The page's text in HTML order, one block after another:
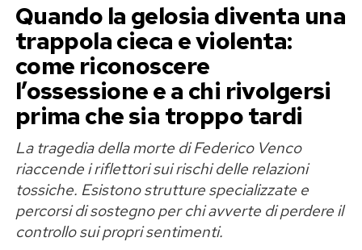
Ma la vita non è un feed di Instagram
costantemente illuminato dal sole. Esistere
comporta inevitabilmente l’incontro con il
dolore, la perdita, la frustrazione e l’ansia.
Imporre a se stessi — o agli altri — una felicità
artificiale di fronte alle difficoltà non è una
strategia di sopravvivenza efficace, bensì un
meccanismo di negazione che sabota il nostro
equilibrio psichico.
Quando la gelosia diventa una
trappola cieca e violenta:
come riconoscere
l’ossessione e a chi rivolgersi
prima che sia troppo tardi
La tragedia della morte di Federico Venco
riaccende i riflettori sui rischi delle relazioni
tossiche. Esistono strutture specializzate e
percorsi di sostegno per chi avverte di perdere il
controllo sui propri sentimenti.